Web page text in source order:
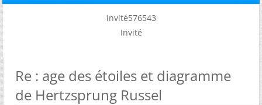
invité576543
Invité
Re : age des étoiles et diagramme
de Hertzsprung Russel